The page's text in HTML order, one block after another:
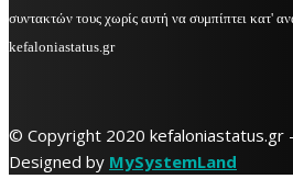
συντακτών τους χωρίς αυτή να συμπίπτει κατ'
kefaloniastatus.gr
© Copyright 2020 kefaloniastatus.gr
Designed by MySystemLand